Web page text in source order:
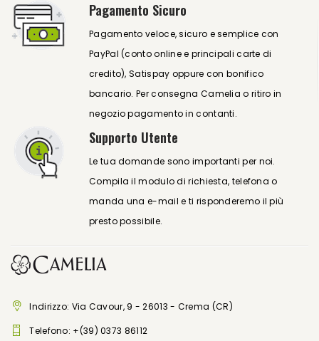
Pagamento Sicuro
Pagamento veloce, sicuro e semplice con
PayPal (conto online e principali carte di
credito), Satispay oppure con bonifico
bancario. Per consegna Camelia o ritiro in
negozio pagamento in contanti.
Supporto Utente
Le tua domande sono importanti per noi.
Compila il modulo di richiesta, telefona o
manda una e-mail e ti risponderemo il più
presto possibile.
Indirizzo: Via Cavour, 9 - 26013 - Crema (CR)
Telefono: +(39) 0373 86112